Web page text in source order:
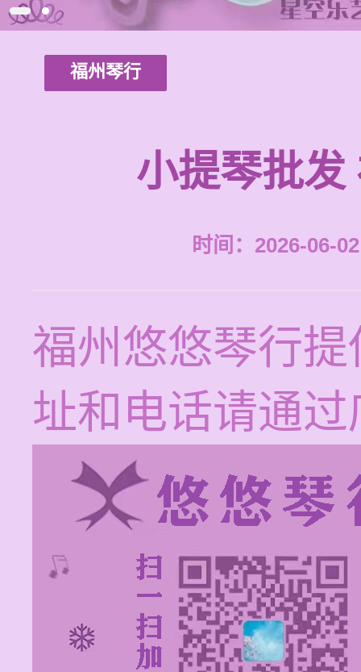
福州琴行
小提琴批发
时间：2026-06-
福州悠悠琴行
址和电话请通